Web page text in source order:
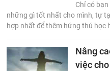
Chỉ có
những gì tốt nhất cho mình, tự
hợp nhất để thêm hứng thú học
Nâng
việc